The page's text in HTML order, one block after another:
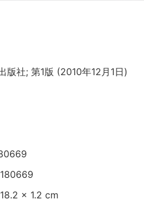
版社; 第1版 (2010年12月1日)
x 1.2 cm